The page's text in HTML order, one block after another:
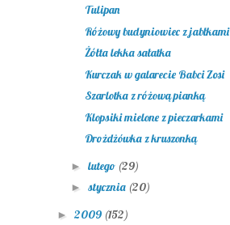
Tulipan
Różowy budyniowiec z jabłkami
Żółta lekka sałatka
Kurczak w galarecie Babci Zosi
Szarlotka z różową pianką
Klopsiki mielone z pieczarkami
Drożdżówka z kruszonką
► lutego (29)
► stycznia (20)
► 2009 (152)